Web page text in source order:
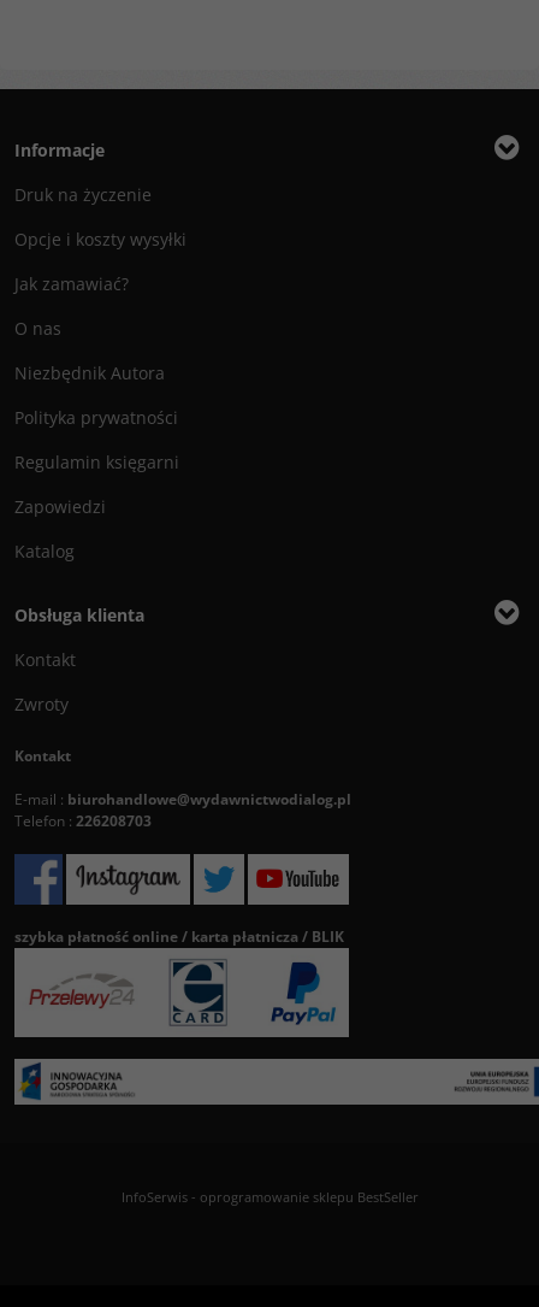
Informacje
Druk na życzenie
Opcje i koszty wysyłki
Jak zamawiać?
O nas
Niezbędnik Autora
Polityka prywatności
Regulamin księgarni
Zapowiedzi
Katalog
Obsługa klienta
Kontakt
Zwroty
Kontakt
E-mail : biurohandlowe@wydawnictwodialog.pl
Telefon : 226208703
szybka płatność online / karta płatnicza / BLIK
InfoSerwis- oprogramowanie sklepu BestSeller